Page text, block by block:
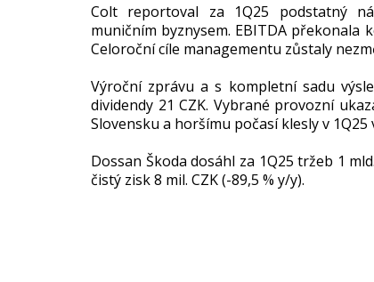
Colt reportoval za 1Q25 podstatný
muničním byznysem. EBITDA
Celoroční cíle managementu zůstaly
Výroční zprávu a s kompletní sadu
dividendy 21 CZK. Vybrané provozní
Slovensku a horšímu počasí klesly v 1Q25
Dossan Škoda dosáhl za 1Q25 tržeb 1
čistý zisk 8 mil. CZK (-89,5 % y/y).